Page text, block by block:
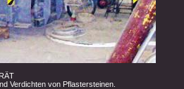
Verdichten von Pflastersteinen.